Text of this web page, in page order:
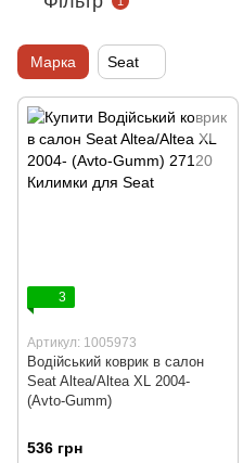
Марка Seat
3
Артикул: 1005973
Водійський коврик в салон
Seat Altea/Altea XL 2004-
(Avto-Gumm)
536 грн